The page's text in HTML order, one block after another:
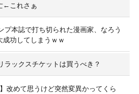
←これさぁ
プ本誌で打ち切られた漫画家、なろう
成功してしまうｗｗ
ラックスチケットは買うべき？
】改めて思うけど突然変異かってくら